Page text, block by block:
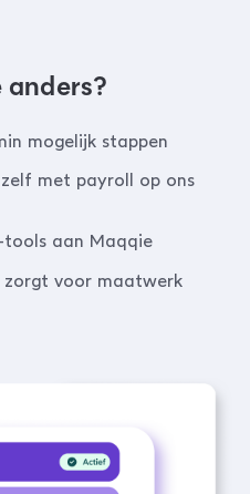
mogelijk stappen
met payroll op ons
tools aan Maqqie
zorgt voor maatwerk